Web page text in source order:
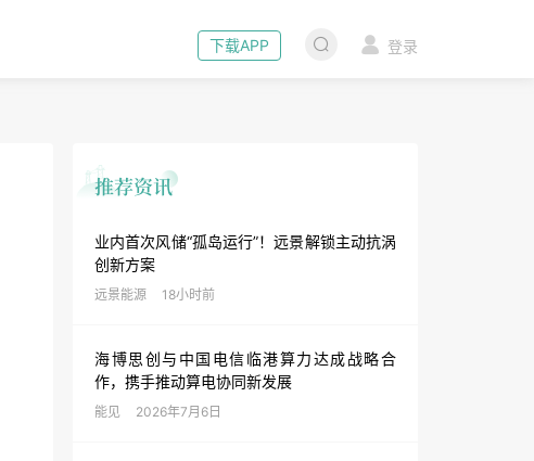
下载APP 登录
业内首次风储“孤岛运行”！远景解锁主动抗涡
创新方案
远景能源 18小时前
海博思创与中国电信临港算力达成战略合
作，携手推动算电协同新发展
能见 2026年7月6日